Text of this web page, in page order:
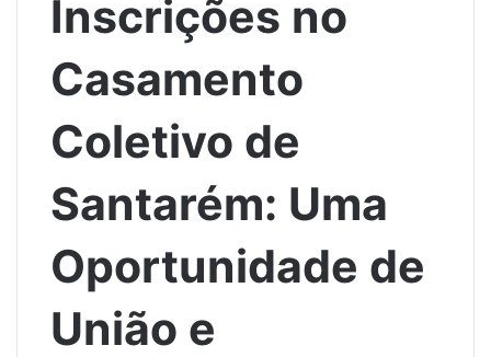
Inscrições no
Casamento
Coletivo de
Santarém: Uma
Oportunidade de
União e